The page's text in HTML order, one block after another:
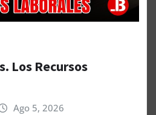
Los Recursos
Ago 5, 2026